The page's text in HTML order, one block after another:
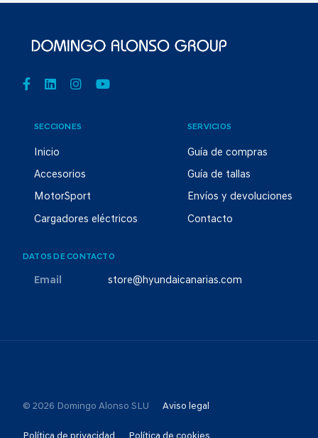
SECCIONES
Inicio
Accesorios
MotorSport
Cargadores eléctricos
SERVICIOS
Guía de compras
Guía de tallas
Envíos y devoluciones
Contacto
DATOS DE CONTACTO
Email store@hyundaicanarias.com
© 2026 Domingo Alonso SLU Aviso legal